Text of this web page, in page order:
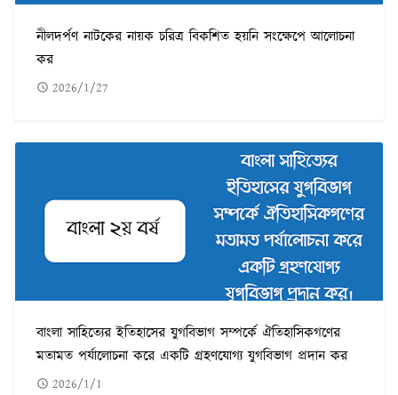
নীলদর্পণ নাটকের নায়ক চরিত্র বিকশিত হয়নি সংক্ষেপে আলোচনা
কর
2026/1/27
বাংলা সাহিত্যের ইতিহাসের যুগবিভাগ সম্পর্কে ঐতিহাসিকগণের
মতামত পর্যালোচনা করে একটি গ্রহণযোগ্য যুগবিভাগ প্রদান কর
2026/1/1